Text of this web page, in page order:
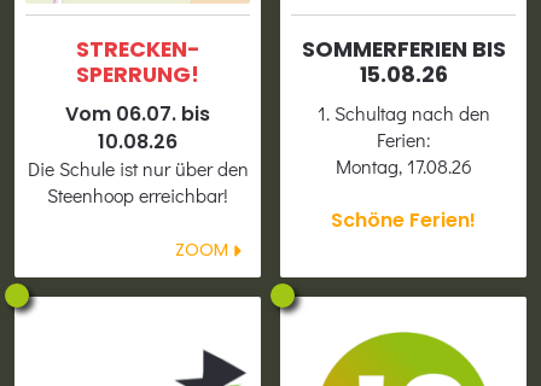
STRECKEN­
SPERRUNG!
Vom 06.07. bis
10.08.26
Die Schule ist nur über den
Steenhoop erreichbar!
ZOOM
SOMMER­FERIEN BIS
15.08.26
1. Schultag nach den
Ferien:
Montag, 17.08.26
Schöne Ferien!